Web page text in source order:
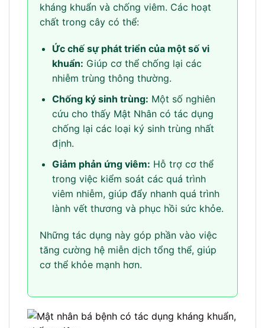
kháng khuẩn và chống viêm. Các hoạt
chất trong cây có thể:
Ức chế sự phát triển của một số vi
khuẩn: Giúp cơ thể chống lại các
nhiễm trùng thông thường.
Chống ký sinh trùng: Một số nghiên
cứu cho thấy Mật Nhân có tác dụng
chống lại các loại ký sinh trùng nhất
định.
Giảm phản ứng viêm: Hỗ trợ cơ thể
trong việc kiểm soát các quá trình
viêm nhiễm, giúp đẩy nhanh quá trình
lành vết thương và phục hồi sức khỏe.
Những tác dụng này góp phần vào việc
tăng cường hệ miễn dịch tổng thể, giúp
cơ thể khỏe mạnh hơn.